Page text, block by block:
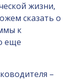
жизни,
сказать о
к
еще
–